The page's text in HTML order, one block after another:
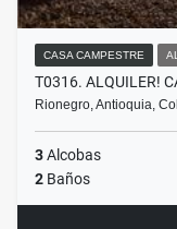
CASA CAMPESTRE
T0316. ALQUILER!
Rionegro, Antioquia,
3Alcobas
2 Baños